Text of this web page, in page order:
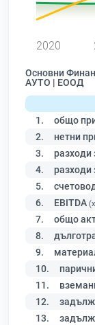
2020
Основни
АУТО | ЕООД
1. общо
2. нетни
3. разходи
4. разходи
5.
6. EBITDA
7. общо
8.
9.
10.
11.
12.
13.